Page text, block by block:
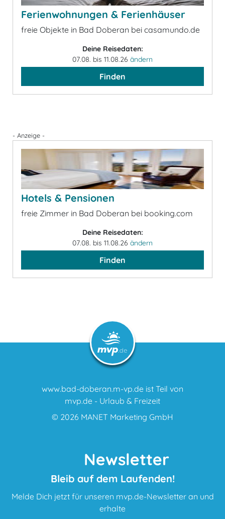
Ferienwohnungen & Ferienhäuser
freie Objekte in Bad Doberan bei casamundo.de
Deine Reisedaten:
07.08. bis 11.08.26 ändern
Finden
- Anzeige -
Hotels & Pensionen
freie Zimmer in Bad Doberan bei booking.com
Deine Reisedaten:
07.08. bis 11.08.26 ändern
Finden
www.bad-doberan.m-vp.de ist Teil von
mvp.de - Urlaub & Freizeit
© 2026 MANET Marketing GmbH
Newsletter
Bleib auf dem Laufenden!
Melde Dich jetzt für unseren mvp.de-Newsletter an und
erhalte